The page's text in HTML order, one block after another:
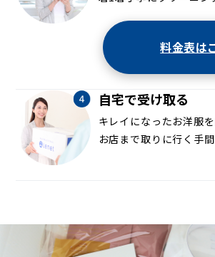
料金表は
自宅で受け取る
キレイになったお洋服
お店まで取りに行く手